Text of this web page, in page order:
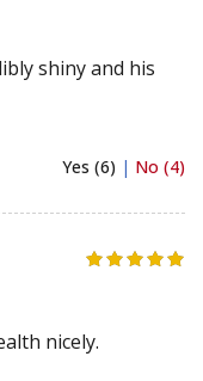
shiny and his
Yes (6) | No (4)
nicely.